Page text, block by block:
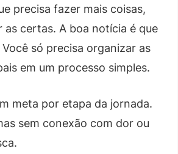
precisa fazer mais coisas,
as certas. A boa notícia é que
só precisa organizar as
em um processo simples.
meta por etapa da jornada.
sem conexão com dor ou